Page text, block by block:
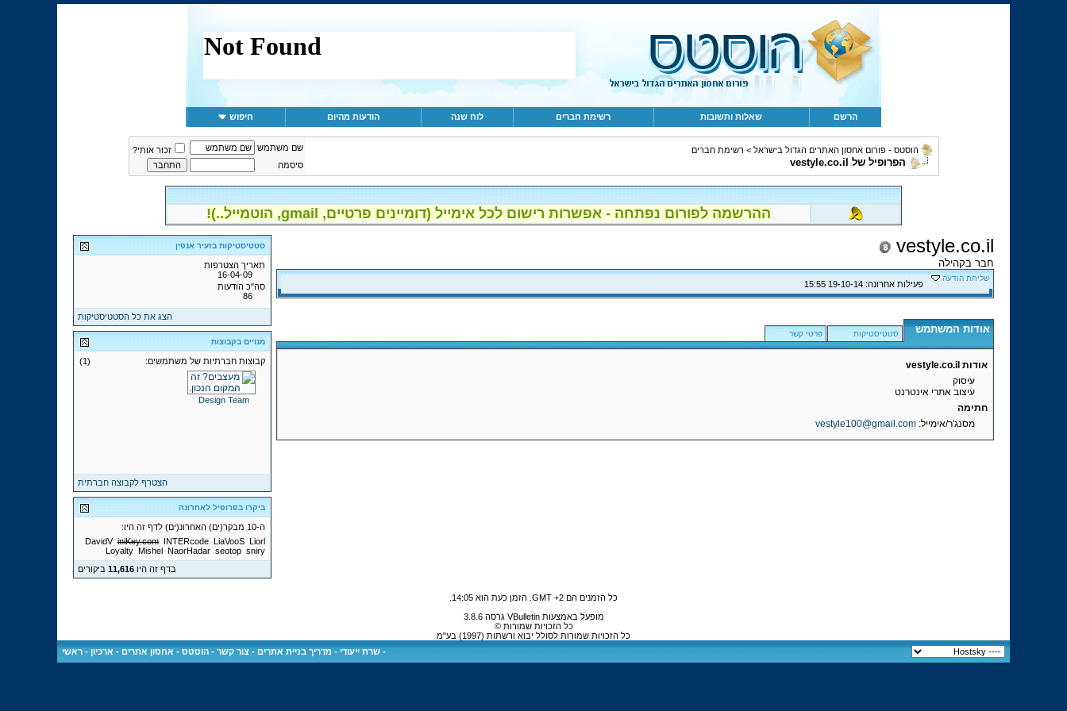
הרשם שאלות ותשובות רשימת חברים לוח שנה הודעות מהיום חיפוש
הוסטס - פורום אחסון האתרים הגדול בישראל > רשימת חברים
הפרופיל של vestyle.co.il
שם משתמש
זכור אותי?
סיסמה
ההרשמה לפורום נפתחה - אפשרות רישום לכל אימייל (דומיינים פרטיים, gmail, הוטמייל..)!
vestyle.co.il
חבר בקהילה
שליחת הודעה
פעילות אחרונה: 15:55
אודות המשתמש סטטיסטיקות פרטי קשר
אודות vestyle.co.il
עיסוק
עיצוב אתרי אינטרנט
חתימה
מסנג'ר/אימייל: vestyle100@gmail.com
סטטיסטיקות בזעיר אנפין
תאריך הצטרפות
16-04-09
סה"כ הודעות
86
הצג את כל הסטטיסטיקות
מנויים בקבוצות
(1) קבוצות חברתיות של משתמשים:
Design Team
הצטרף לקבוצה חברתית
ביקרו בפרופיל לאחרונה
ה-10 מבקר(ים) האחרונ(ים) לדף זה היו:
DavidV iniKey.com INTERcode LiaVooS Liorl
Loyalty Mishel NaorHadar seotop sniry
בדף זה היו11,616 ביקורים
כל הזמנים הם GMT +2. הזמן כעת הוא 14:05
מופעל באמצעות VBulletin גרסה 3.8.6
כל הזכויות שמורות ©
כל הזכויות שמורות לסולל יבוא ורשתות (1997) בע"מ
- שרת ייעודי - מדריך בניית אתרים - צור קשר - הוסטס - אחסון אתרים - ארכיון - ראשי